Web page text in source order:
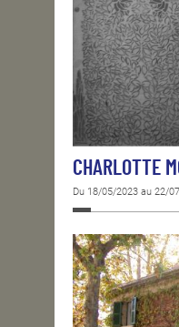
CHARLOTTE
Du 18/05/2023 au 22/